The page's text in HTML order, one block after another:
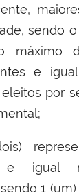
sendo
máximo
e
por
e igual
1